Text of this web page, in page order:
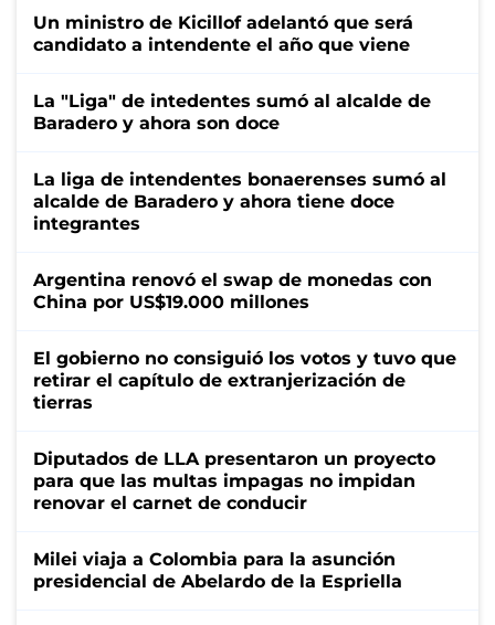
Un ministro de Kicillof adelantó que será
candidato a intendente el año que viene
La "Liga" de intedentes sumó al alcalde de
Baradero y ahora son doce
La liga de intendentes bonaerenses sumó al
alcalde de Baradero y ahora tiene doce
integrantes
Argentina renovó el swap de monedas con
China por US$19.000 millones
El gobierno no consiguió los votos y tuvo que
retirar el capítulo de extranjerización de
tierras
Diputados de LLA presentaron un proyecto
para que las multas impagas no impidan
renovar el carnet de conducir
Milei viaja a Colombia para la asunción
presidencial de Abelardo de la Espriella